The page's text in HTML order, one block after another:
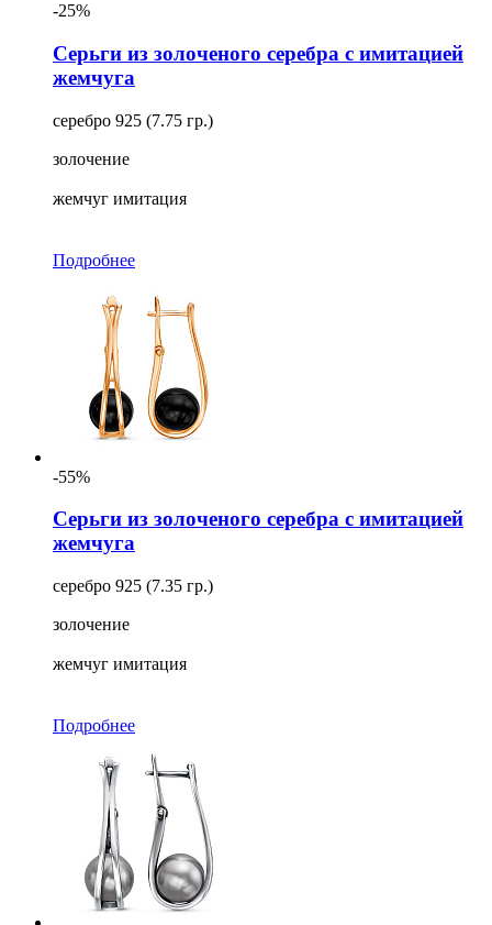
-25%
Серьги из золоченого серебра с имитацией
жемчуга
серебро 925 (7.75 гр.)
золочение
жемчуг имитация
Подробнее
-55%
Серьги из золоченого серебра с имитацией
жемчуга
серебро 925 (7.35 гр.)
золочение
жемчуг имитация
Подробнее